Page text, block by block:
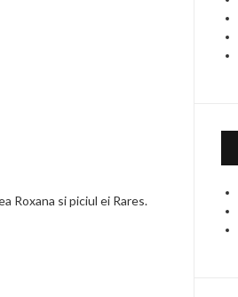
Roxana si piciul ei Rares.